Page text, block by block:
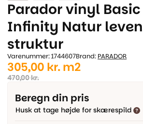
Parador vinyl Basic
Infinity Natur
struktur
Varenummer: 1744607Brand: PARADOR
470,00kr.
Den
oprindelige
pris
var:
305,00 kr.
Den
aktuelle
pris
er:
m2
Beregn din pris
Husk at tage højde for skærespild